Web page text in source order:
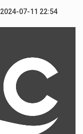
2024-07-11 22:54